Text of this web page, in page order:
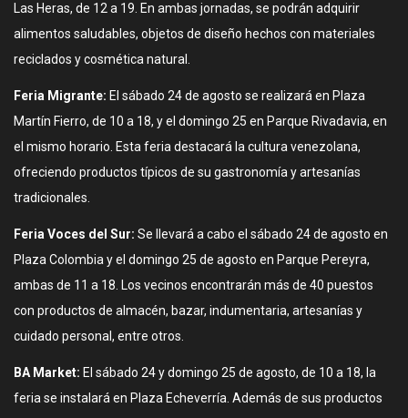
Las Heras, de 12 a 19. En ambas jornadas, se podrán adquirir
alimentos saludables, objetos de diseño hechos con materiales
reciclados y cosmética natural.
Feria Migrante: El sábado 24 de agosto se realizará en Plaza
Martín Fierro, de 10 a 18, y el domingo 25 en Parque Rivadavia, en
el mismo horario. Esta feria destacará la cultura venezolana,
ofreciendo productos típicos de su gastronomía y artesanías
tradicionales.
Feria Voces del Sur: Se llevará a cabo el sábado 24 de agosto en
Plaza Colombia y el domingo 25 de agosto en Parque Pereyra,
ambas de 11 a 18. Los vecinos encontrarán más de 40 puestos
con productos de almacén, bazar, indumentaria, artesanías y
cuidado personal, entre otros.
BA Market: El sábado 24 y domingo 25 de agosto, de 10 a 18, la
feria se instalará en Plaza Echeverría. Además de sus productos